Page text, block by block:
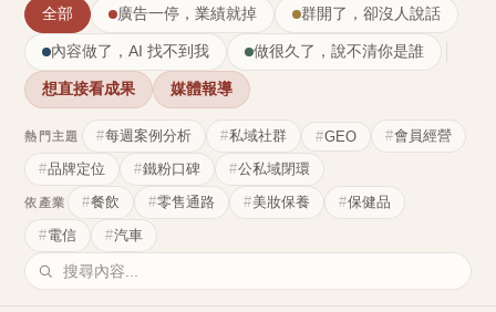
全部 廣告一停，業績就掉 群開了，卻沒人說話
內容做了，AI 找不到我 做很久了，說不清你是誰
想直接看成果 媒體報導
熱門主題 每週案例分析 私域社群 GEO
會員經營
品牌定位
鐵粉口碑 公私域閉環
依產業 餐飲 零售通路 美妝保養
保健品
電信
汽車